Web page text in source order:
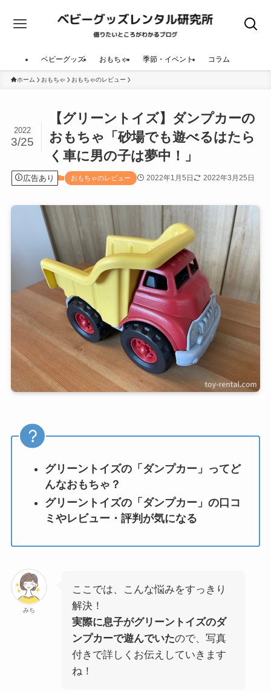
ベビーグッズ おもちゃ 季節・イベント コラム
ホーム おもちゃ おもちゃのレビュー
【グリーントイズ】ダンプカーの
おもちゃ「砂場でも遊べるはたら
く車に男の子は夢中！」
2022
3/25
広告あり おもちゃのレビュー 2022年1月5日 2022年3月25日
グリーントイズの「ダンプカー」ってど
んなおもちゃ？
グリーントイズの「ダンプカー」の口コ
ミやレビュー・評判が気になる
みち
ここでは、こんな悩みをすっきり
解決！
実際に息子がグリーントイズのダ
ンプカーで遊んでいたので、写真
付きで詳しくお伝えしていきます
ね！